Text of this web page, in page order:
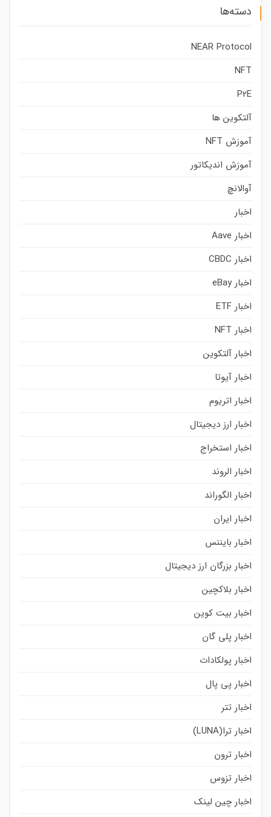
دسته‌ها
NEAR Protocol
NFT
P2E
آلتکوین ها
آموزش NFT
آموزش اندیکاتور
آوالانچ
اخبار
اخبار Aave
اخبار CBDC
اخبار eBay
اخبار ETF
اخبار NFT
اخبار آلتکوین
اخبار آیوتا
اخبار اتریوم
اخبار ارز دیجیتال
اخبار استخراج
اخبار الروند
اخبار الگوراند
اخبار ایران
اخبار بایننس
اخبار بزرگان ارز دیجیتال
اخبار بلاکچین
اخبار بیت کوین
اخبار پلی گان
اخبار پولکادات
اخبار پی پال
اخبار تتر
اخبار ترا(LUNA)
اخبار ترون
اخبار تزوس
اخبار چین لینک